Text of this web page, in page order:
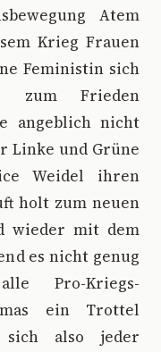
Atem
Krieg Frauen
Feministin sich
zum Frieden
angeblich nicht
Linke und Grüne
Weidel ihren
holt zum neuen
wieder mit dem
es nicht genug
Pro-Kriegs-
ein Trottel
sich also jeder